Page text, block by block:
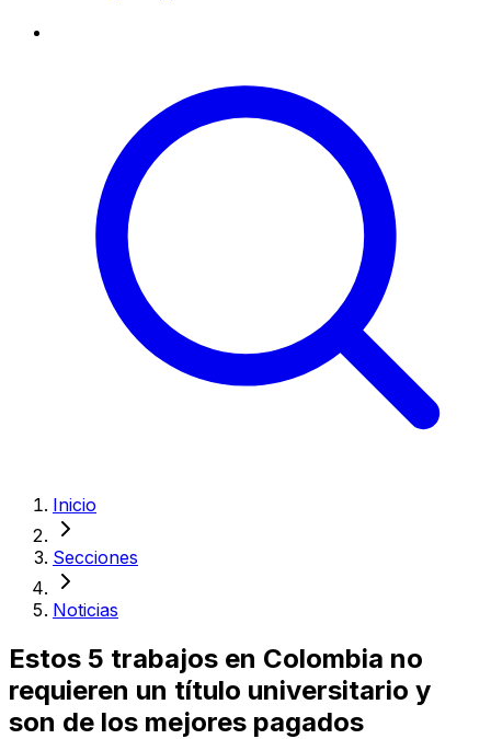
Inicio
Secciones
Noticias
Estos 5 trabajos en Colombia no
requieren un título universitario y
son de los mejores pagados